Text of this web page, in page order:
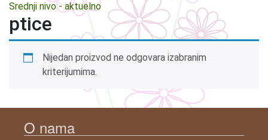
Srednji nivo - aktuelno
ptice
Nijedan proizvod ne odgovara izabranim
kriterijumima.
O nama